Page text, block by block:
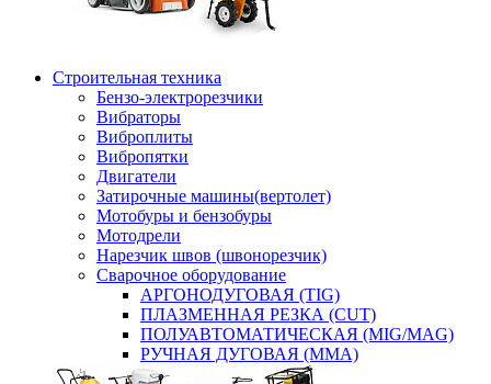
Строительная техника
Бензо-электрорезчики
Вибраторы
Виброплиты
Вибропятки
Двигатели
Затирочные машины(вертолет)
Мотобуры и бензобуры
Мотодрели
Нарезчик швов (швонорезчик)
Сварочное оборудование
АРГОНОДУГОВАЯ (TIG)
ПЛАЗМЕННАЯ РЕЗКА (CUT)
ПОЛУАВТОМАТИЧЕСКАЯ (MIG/MAG)
РУЧНАЯ ДУГОВАЯ (MMA)